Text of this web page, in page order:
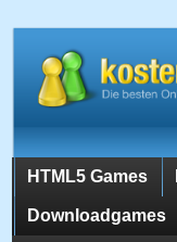
HTML5 Games
Downloadgames